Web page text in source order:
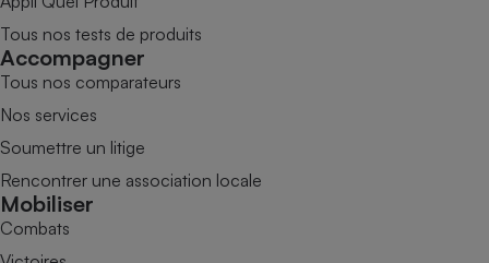
Tous nos tests de produits
Accompagner
Tous nos comparateurs
Nos services
Soumettre un litige
Rencontrer une association locale
Mobiliser
Combats